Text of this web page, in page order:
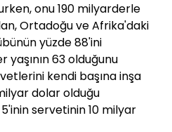
onu 190 milyarderle
Ortadoğu ve Afrika'daki
yüzde 88'ini
63 olduğunu
kendi başına inşa
dolar olduğu
servetinin 10 milyar